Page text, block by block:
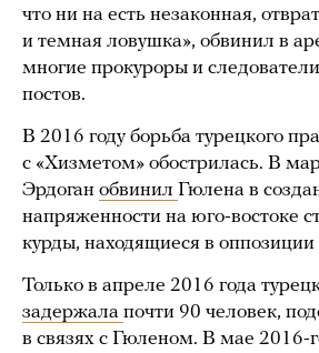
что ни на есть незаконная,
и темная ловушка», обвинил в
многие прокуроры и
постов.
В 2016 году борьба турецкого
с «Хизметом» обострилась. В
Эрдоган обвинил Гюлена в
напряженности на юго-востоке
курды, находящиеся в
Только в апреле 2016 года
задержала почти 90 человек,
в связях с Гюленом. В мае 2016-